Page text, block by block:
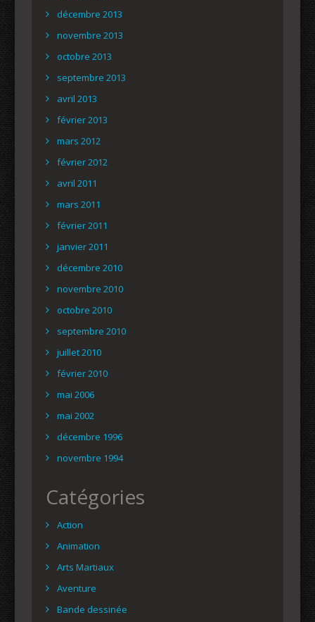
décembre 2013
novembre 2013
octobre 2013
septembre 2013
avril 2013
février 2013
mars 2012
février 2012
avril 2011
mars 2011
février 2011
janvier 2011
décembre 2010
novembre 2010
octobre 2010
septembre 2010
juillet 2010
février 2010
mai 2006
mai 2002
décembre 1996
novembre 1994
Catégories
Action
Animation
Arts Martiaux
Aventure
Bande dessinée